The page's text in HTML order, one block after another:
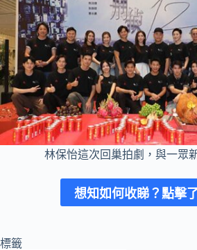
林保怡這次回巢拍劇，與一眾
想知如何收睇？ 點擊
標籤